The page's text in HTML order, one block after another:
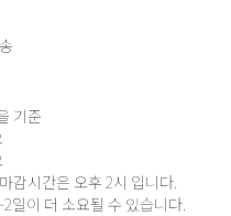
기준
감시간은 오후 2시 입니다.
일이 더 소요될 수 있습니다.